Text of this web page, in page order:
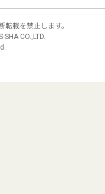
載を禁止します。
SHA CO.,LTD.